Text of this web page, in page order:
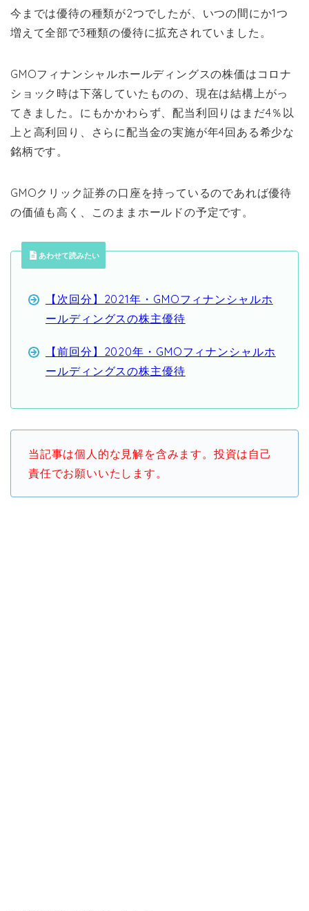
今までは優待の種類が2つでしたが、いつの間にか1つ
増えて全部で3種類の優待に拡充されていました。
GMOフィナンシャルホールディングスの株価はコロナ
ショック時は下落していたものの、現在は結構上がっ
てきました。にもかかわらず、配当利回りはまだ4％以
上と高利回り、さらに配当金の実施が年4回ある希少な
銘柄です。
GMOクリック証券の口座を持っているのであれば優待
の価値も高く、このままホールドの予定です。
あわせて読みたい
【次回分】2021年・GMOフィナンシャルホ
ールディングスの株主優待
【前回分】2020年・GMOフィナンシャルホ
ールディングスの株主優待
当記事は個人的な見解を含みます。投資は自己
責任でお願いいたします。